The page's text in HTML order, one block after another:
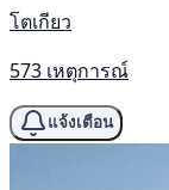
โตเกียว
573 เหตุการณ์
แจ้งเตือน